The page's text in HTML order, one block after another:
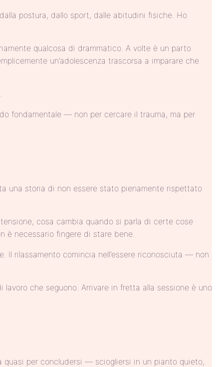
postura, dallo sport, dalle abitudini fisiche. Ho
qualcosa di drammatico. A volte è un parto
un’adolescenza trascorsa a imparare che
fondamentale — non per cercare il trauma, ma per
una storia di non essere stato pienamente rispettato
cosa cambia quando si parla di certe cose
è necessario fingere di stare bene.
Il rilassamento comincia nell’essere riconosciuta — non
che seguono. Arrivare in fretta alla sessione è uno
quasi per concludersi — sciogliersi in un pianto quieto,